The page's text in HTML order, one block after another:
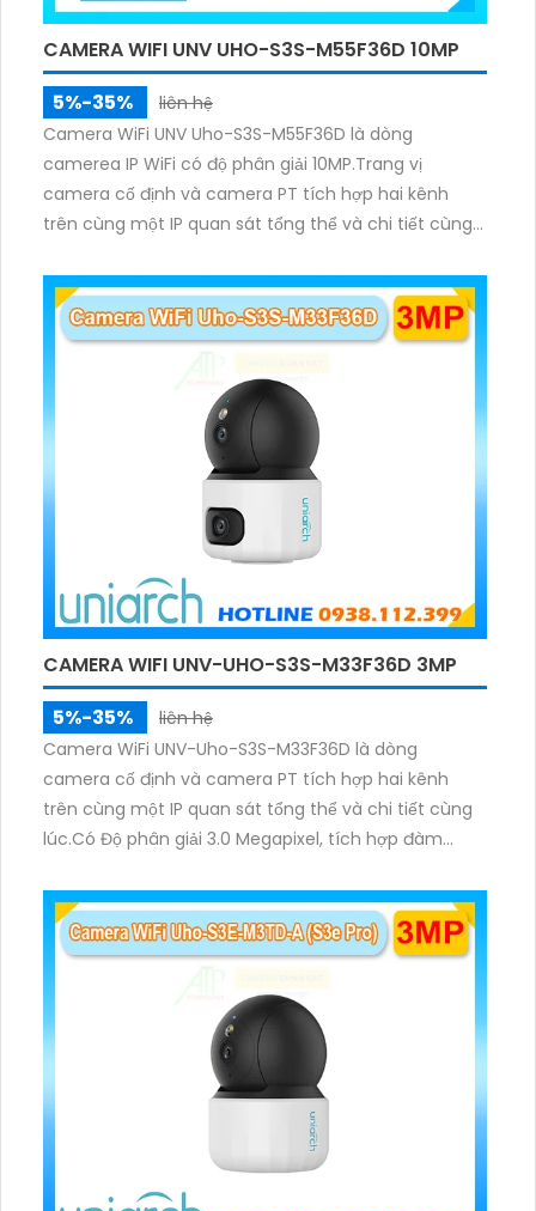
CAMERA WIFI UNV UHO-S3S-M55F36D 10MP
5%-35%
liên hệ
Camera WiFi UNV Uho-S3S-M55F36D là dòng
camerea IP WiFi có độ phân giải 10MP.Trang vị
camera cố định và camera PT tích hợp hai kênh
trên cùng một IP quan sát tổng thể và chi tiết cùng
ánh sáng. Kết hợp hồng ngoại và đèn ấm cho hình
ảnh có màu trong nhiều điều kiện khác nhau trong
phạm vi 3m.
CAMERA WIFI UNV-UHO-S3S-M33F36D 3MP
5%-35%
liên hệ
Camera WiFi UNV-Uho-S3S-M33F36D là dòng
camera cố định và camera PT tích hợp hai kênh
trên cùng một IP quan sát tổng thể và chi tiết cùng
lúc.Có Độ phân giải 3.0 Megapixel, tích hợp đàm
sáng ấm lên đến 10m.